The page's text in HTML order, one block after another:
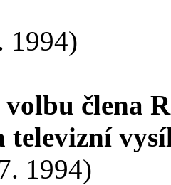
1994)
člena
televizní
1994)